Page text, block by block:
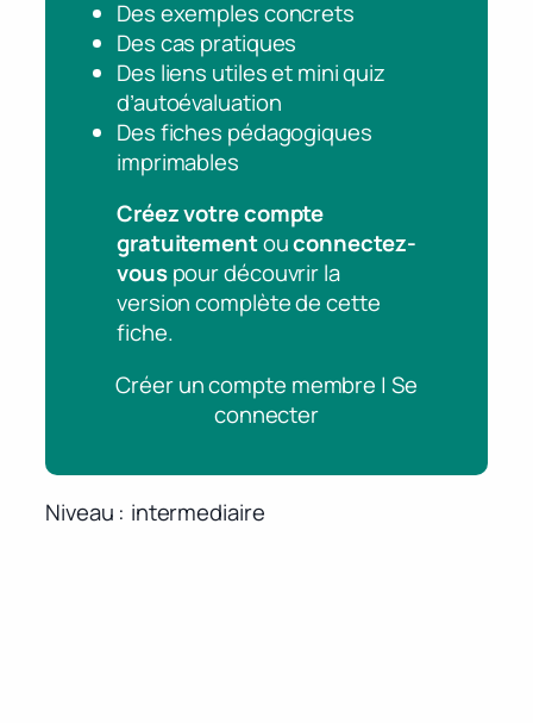
Des exemples concrets
Des cas pratiques
Des liens utiles et mini quiz
d’autoévaluation
Des fiches pédagogiques
imprimables
Créez votre compte
gratuitementouconnectez-
vouspour découvrir la
version complète de cette
fiche.
Créer un compte membre | Se
connecter
Niveau intermediaire